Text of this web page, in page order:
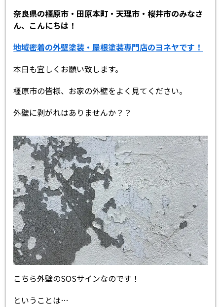
雨漏りについて 雨漏りの施工実績
ヨネヤがお客様から選ばれる10の
理由
リフォームローン
奈良県の橿原市・田原本町・天理市・桜井市のみなさ
ん、こんにちは！
地域密着の外壁塗装・屋根塗装専門店のヨネヤです！
本日も宜しくお願い致します。
橿原市の皆様、お家の外壁をよく見てください。
外壁に剥がれはありませんか？？
こちら外壁のSOSサインなのです！
ということは…